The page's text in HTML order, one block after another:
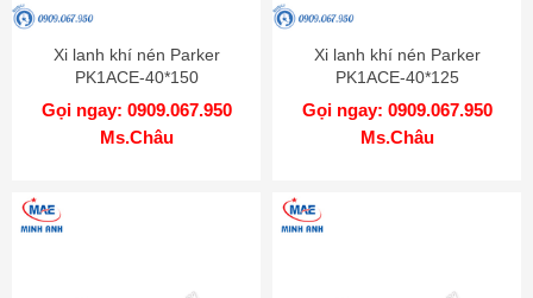
Xi lanh khí nén Parker
PK1ACE-40*150
Gọi ngay: 0909.067.950
Ms.Châu
Xi lanh khí nén Parker
PK1ACE-40*125
Gọi ngay: 0909.067.950
Ms.Châu